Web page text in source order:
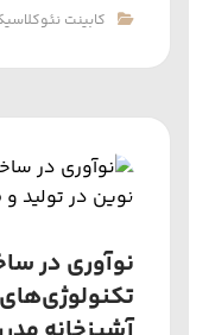
کابینت
نوآوری در